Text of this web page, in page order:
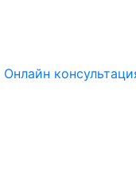
Онлайн